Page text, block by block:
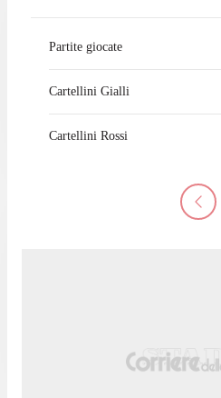
Partite giocate
Cartellini Gialli
Cartellini Rossi